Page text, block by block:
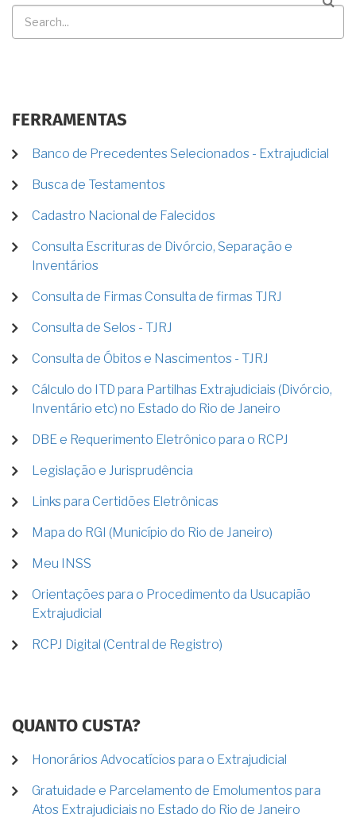
FERRAMENTAS
Banco de Precedentes Selecionados - Extrajudicial
Busca de Testamentos
Cadastro Nacional de Falecidos
Consulta Escrituras de Divórcio, Separação e
Inventários
Consulta de Firmas Consulta de firmas TJRJ
Consulta de Selos - TJRJ
Consulta de Óbitos e Nascimentos - TJRJ
Cálculo do ITD para Partilhas Extrajudiciais (Divórcio,
Inventário etc) no Estado do Rio de Janeiro
DBE e Requerimento Eletrônico para o RCPJ
Legislação e Jurisprudência
Links para Certidões Eletrônicas
Mapa do RGI (Município do Rio de Janeiro)
Meu INSS
Orientações para o Procedimento da Usucapião
Extrajudicial
RCPJ Digital (Central de Registro)
QUANTO CUSTA?
Honorários Advocatícios para o Extrajudicial
Gratuidade e Parcelamento de Emolumentos para
Atos Extrajudiciais no Estado do Rio de Janeiro